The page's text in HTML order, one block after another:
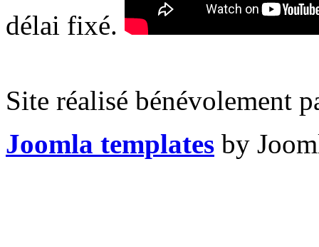
délai fixé.
Site réalisé bénévolement
Joomla templates by